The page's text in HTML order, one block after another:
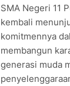
SMA Negeri 11
kembali
komitmennya
membangun
generasi muda